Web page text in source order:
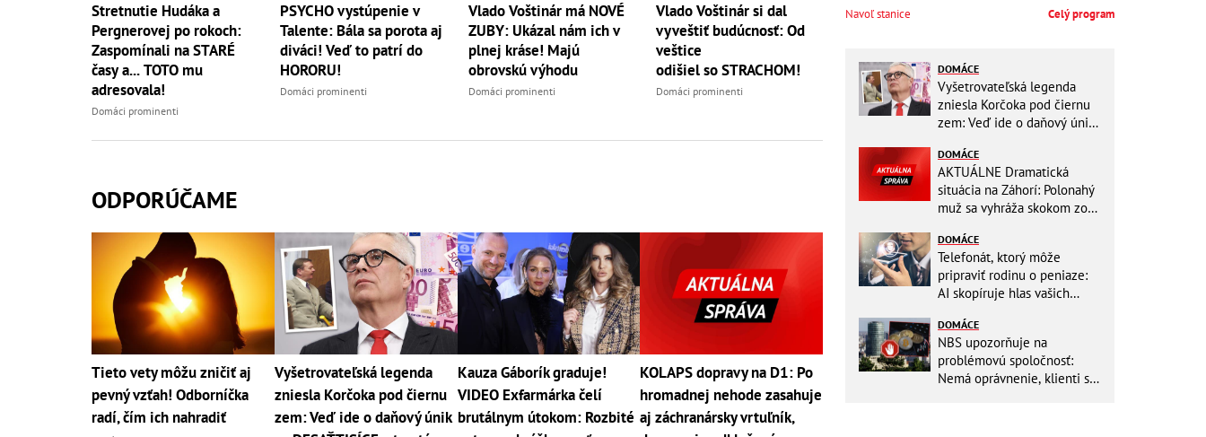
Stretnutie Hudáka a
Pergnerovej po rokoch:
Zaspomínali na STARÉ
časy a... TOTO mu
adresovala!
Domáci prominenti
PSYCHO vystúpenie v
Talente: Bála sa porota aj
diváci! Veď to patrí do
HORORU!
Domáci prominenti
Vlado Voštinár má NOVÉ
ZUBY: Ukázal nám ich v
plnej kráse! Majú
obrovskú výhodu
Domáci prominenti
Vlado Voštinár si dal
vyveštiť budúcnosť: Od
veštice
odišiel so STRACHOM!
Domáci prominenti
ODPORÚČAME
Tieto vety môžu zničiť aj
pevný vzťah! Odborníčka
radí, čím ich nahradiť
Vyšetrovateľská legenda
zniesla Korčoka pod čiernu
zem: Veď ide o daňový únik
Kauza Gáborík graduje!
VIDEO Exfarmárka čelí
brutálnym útokom: Rozbité
KOLAPS dopravy na D1: Po
hromadnej nehode zasahuje
aj záchranársky vrtuľník,
Navoľ stanice Celý program
DOMÁCE
Vyšetrovateľská legenda
zniesla Korčoka pod čiernu
zem: Veď ide o daňový únik
basou!
DOMÁCE
AKTUÁLNE Dramatická
situácia na Záhorí: Polonahý
muž sa vyhráža skokom zo
nepremávajú
DOMÁCE
Telefonát, ktorý môže
pripraviť rodinu o peniaze:
AI skopíruje hlas vašich
jednoduchý trik
DOMÁCE
NBS upozorňuje na
problémovú spoločnosť:
Nemá oprávnenie, klienti sa